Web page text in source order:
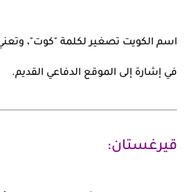
اسم الكويت تصغير لكلمة "كوت"،
في إشارة إلى الموقع الدفاعي القديم.
قيرغستان: